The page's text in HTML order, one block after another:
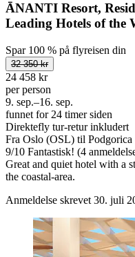
ĀNANTI Resort,
Leading Hotels of the
Spar 100 % på flyreisen din
32 350 kr
24 458 kr
per person
9. sep.–16. sep.
funnet for 24 timer siden
Direktefly tur-retur inkludert
Fra Oslo (OSL) til
9/10 Fantastisk! (4
Great and quiet hotel with a
the coastal-area.
Anmeldelse skrevet 30. juli